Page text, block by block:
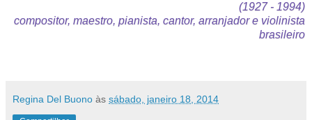
(1927 - 1994)
compositor, maestro, pianista, cantor, arranjador e violinista
brasileiro
Regina Del Buono às sábado, janeiro 18, 2014